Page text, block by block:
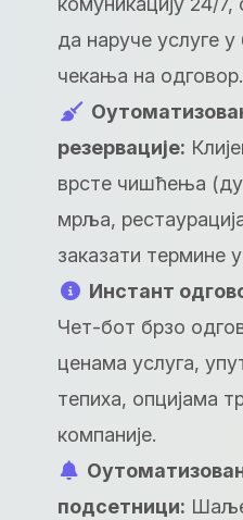
да наруче услуге
чекања на одговор.
резервације:
врсте чишћења
мрља,
заказати термине
Инстант
Чет-бот брзо
ценама услуга,
тепиха, опцијама
компаније.
подсетници: